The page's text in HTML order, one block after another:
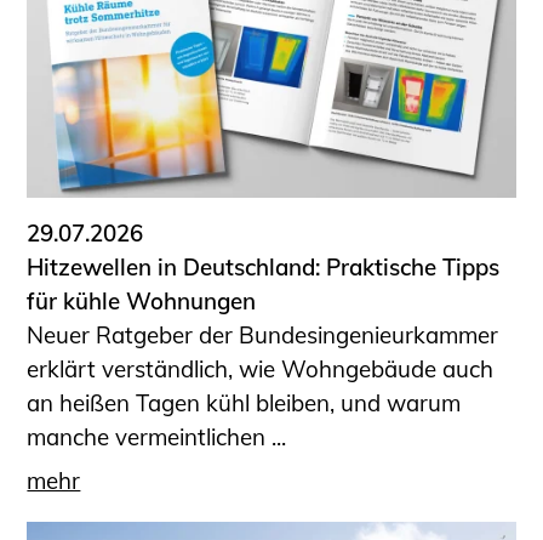
29.07.2026
Hitzewellen in Deutschland: Praktische Tipps
für kühle Wohnungen
Neuer Ratgeber der Bundesingenieurkammer
erklärt verständlich, wie Wohngebäude auch
an heißen Tagen kühl bleiben, und warum
manche vermeintlichen ...
mehr